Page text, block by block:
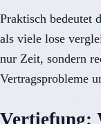
Praktisch bedeutet
als viele lose
nur Zeit, sondern
Vertragsprobleme
Vertiefung: